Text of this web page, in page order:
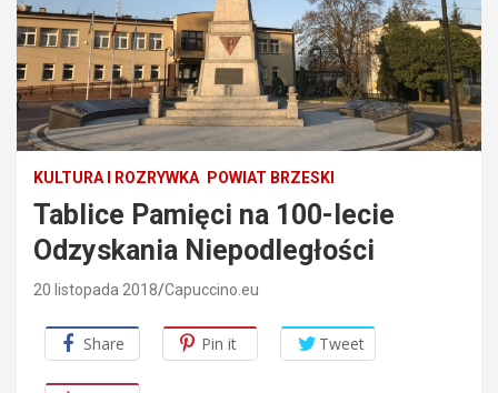
KULTURA I ROZRYWKA POWIAT BRZESKI
Tablice Pamięci na 100-lecie
Odzyskania Niepodległości
20 listopada 2018 Capuccino.eu
Share Pin it Tweet